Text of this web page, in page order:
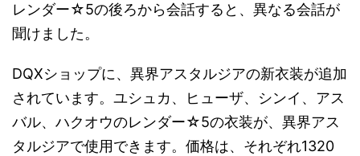
レンダー☆5の後ろから会話すると、異なる会話が
聞けました。
DQXショップに、異界アスタルジアの新衣装が追加
されています。ユシュカ、ヒューザ、シンイ、アス
バル、ハクオウのレンダー☆5の衣装が、異界アス
タルジアで使用できます。価格は、それぞれ1320